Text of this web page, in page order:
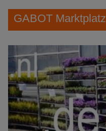
GABOT Marktplatz